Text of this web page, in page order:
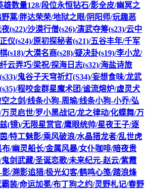
雄数量128/段位永恒钻石/影全皮/幽冥之
蒿/胖达荣荣/地狱之眼/阴阳师/玩趣恶
(s22)/沙漠行僧(s26)/演武夺筹(s23)/云中
仪(s24)/原初探秘者(s21)/五谷丰年/千军
(s18)/大漠名商(s28)/疑决卦(s19)/李小龙/
云弄巧/梁祝/探海日志(s32)/海盐诗旅
鬼谷子天穹祈灯(S34)/妄想食味/龙武
程咬金群星魔术团/谧流熔炉/虚灵犬
之剑/线条小狗-周瑜/线条小狗-小乔/弘
灵启世/罗小黑战记/龙之律动/化蝶舞/万
(镜)/无限星赏官/鹰眼统帅/星夜王子/逐
/特工魅影/乘风破浪/水晶猎龙者/乱世虎
布/幽灵船长/金属风暴/女仆咖啡/暗夜贵
剑武藏/圣诞恋歌/未来纪元-赵云/紫霞
/溯影追猎/极光幻客/鹤鸣心笺/踏浪烽
装/命运加冕/布丁狗之约/灵野札记/春野